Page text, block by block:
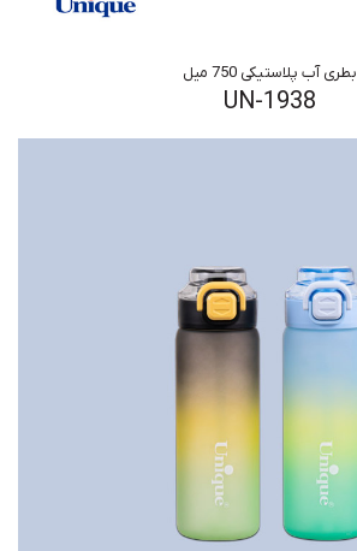
بطری آب پلاستیکی 750 میل
UN-1938